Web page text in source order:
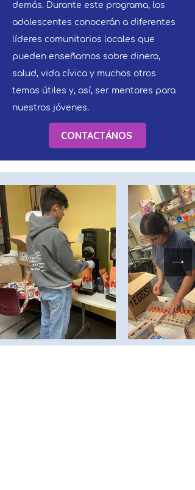
demás. Durante este programa, los
adolescentes conocerán a diferentes
líderes comunitarios locales que
pueden enseñarnos sobre dinero,
salud, vida cívica y muchos otros
temas útiles y, así, ser mentores para
nuestros jóvenes.
CONTACTÁNOS